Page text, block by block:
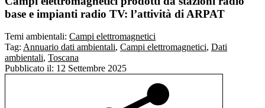
base e impianti radio TV: l’attività di ARPAT
Temi ambientali: Campi elettromagnetici
Tag: Annuario dati ambientali, Campi elettromagnetici, Dati
ambientali, Toscana
Pubblicato il: 12 Settembre 2025